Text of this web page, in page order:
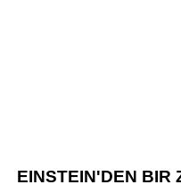
EINSTEIN'DEN BIR